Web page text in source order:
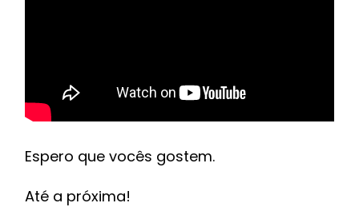
Espero que vocês gostem.
Até a próxima!